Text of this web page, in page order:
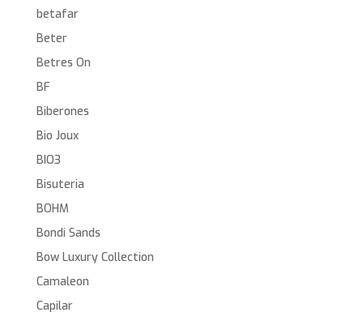
betafar
Beter
Betres On
BF
Biberones
Bio Joux
BIO3
Bisuteria
BOHM
Bondi Sands
Bow Luxury Collection
Camaleon
Capilar